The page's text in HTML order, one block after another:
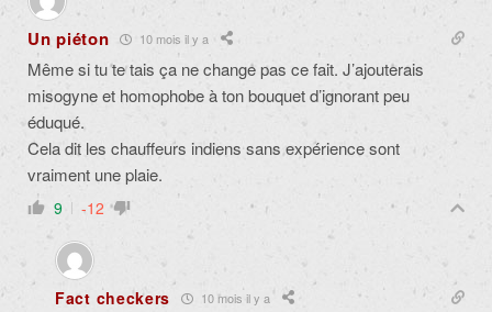
Un piéton 10 mois il y a
Même si tu te tais ça ne change pas ce fait. J’ajouterais
misogyne et homophobe à ton bouquet d’ignorant peu
éduqué.
Cela dit les chauffeurs indiens sans expérience sont
vraiment une plaie.
9 -12
Fact checkers 10 mois il y a